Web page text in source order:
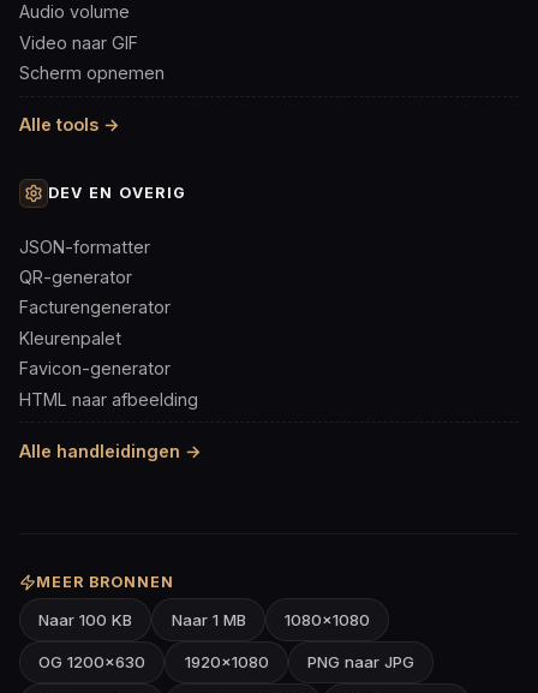
Audio volume
Video naar GIF
Scherm opnemen
Alle tools →
DEV EN OVERIG
JSON-formatter
QR-generator
Facturengenerator
Kleurenpalet
Favicon-generator
HTML naar afbeelding
Alle handleidingen →
MEER BRONNEN
Naar 100 KB Naar 1 MB 1080×1080
OG 1200×630 1920×1080 PNG naar JPG